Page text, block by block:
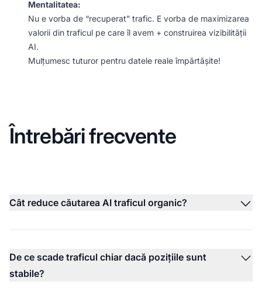
Mentalitatea:
Nu e vorba de “recuperat” trafic. E vorba de maximizarea
valorii din traficul pe care îl avem + construirea vizibilității
AI.
Mulțumesc tuturor pentru datele reale împărtășite!
Întrebări frecvente
Cât reduce căutarea AI traficul organic?
De ce scade traficul chiar dacă pozițiile sunt
stabile?